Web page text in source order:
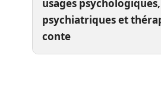
usages psychologiques,
psychiatriques et
conte